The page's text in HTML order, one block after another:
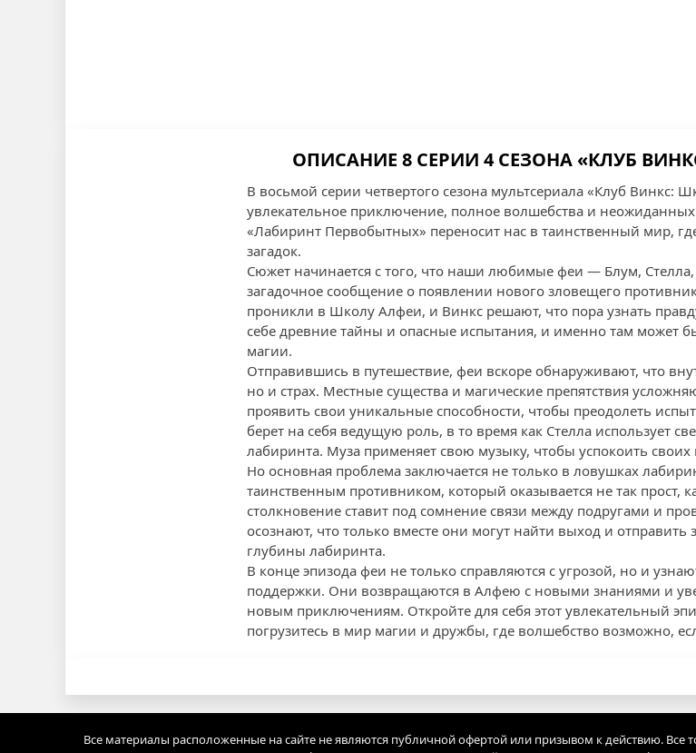
ОПИСАНИЕ 8 СЕРИИ 4 СЕЗОНА «КЛУБ
В восьмой серии четвертого сезона мультсериала «Клуб Винкс:
увлекательное приключение, полное волшебства и
«Лабиринт Первобытных» переносит нас в таинственный мир,
загадок.
Сюжет начинается с того, что наши любимые феи — Блум,
загадочное сообщение о появлении нового зловещего
проникли в Школу Алфеи, и Винкс решают, что пора узнать
себе древние тайны и опасные испытания, и именно там может
магии.
Отправившись в путешествие, феи вскоре обнаруживают, что
но и страх. Местные существа и магические препятствия
проявить свои уникальные способности, чтобы преодолеть
берет на себя ведущую роль, в то время как Стелла использует
лабиринта. Муза применяет свою музыку, чтобы успокоить
Но основная проблема заключается не только в ловушках
таинственным противником, который оказывается не так прост,
столкновение ставит под сомнение связи между подругами и
осознают, что только вместе они могут найти выход и
глубины лабиринта.
В конце эпизода феи не только справляются с угрозой, но и
поддержки. Они возвращаются в Алфею с новыми знаниями и
новым приключениям. Откройте для себя этот увлекательный
погрузитесь в мир магии и дружбы, где волшебство возможно,
Все материалы расположенные на сайте не являются публичной офертой или призывом к действию.